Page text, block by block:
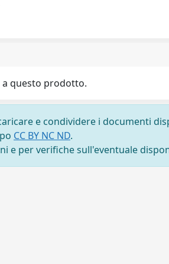
a questo prodotto.
e condividere i documenti
CC BY NC ND.
e per verifiche sull'eventuale